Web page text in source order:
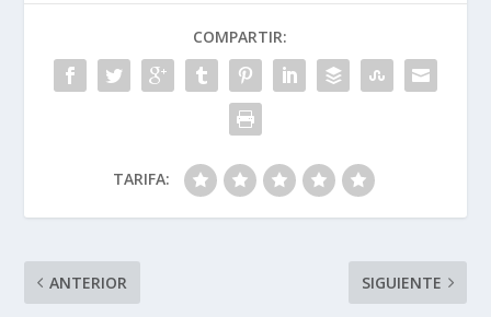
COMPARTIR:
TARIFA:
ANTERIOR SIGUIENTE